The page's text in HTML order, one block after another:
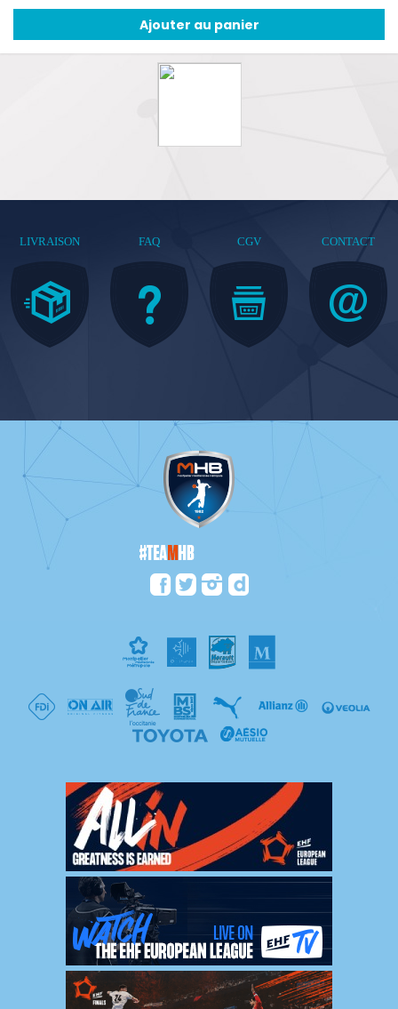
Ajouter au panier
LIVRAISON FAQ CGV CONTACT